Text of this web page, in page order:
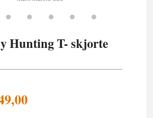
Hunting T- skjorte